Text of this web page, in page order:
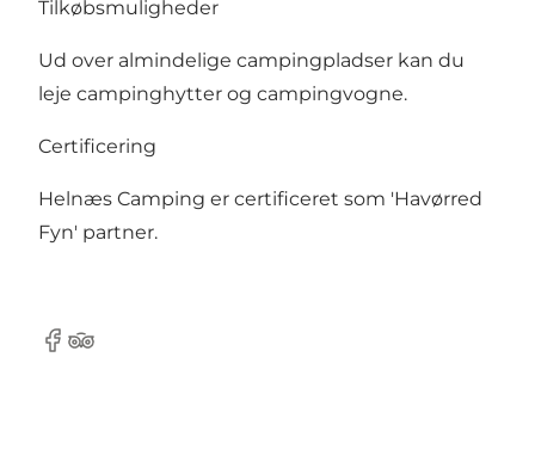
Tilkøbsmuligheder
Ud over almindelige campingpladser kan du
leje campinghytter og campingvogne.
Certificering
Helnæs Camping er certificeret som 'Havørred
Fyn' partner.
Facebook
TripAdvisor